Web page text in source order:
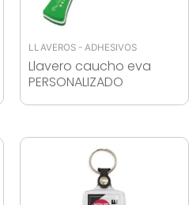
LLAVEROS - ADHESIVOS
Llavero caucho eva
PERSONALIZADO